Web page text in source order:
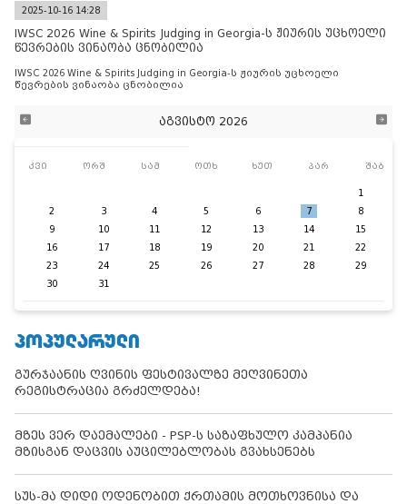
2025-10-16 14:28
IWSC 2026 Wine & Spirits Judging in Georgia-ს ჟიურის უცხოელი
წევრების ვინაობა ცნობილია
IWSC 2026 Wine & Spirits Judging in Georgia-ს ჟიურის უცხოელი
წევრების ვინაობა ცნობილია
აგვისტო 2026
კვი ორშ სამ ოთხ ხუთ პარ შაბ
1
2
3 4 5 6 7
8
9
10 11 12 13 14
15
16
17 18 19 20 21
22
23
24 25 26 27 28
29
30
31
ᲞᲝᲞᲣᲚᲐᲠᲣᲚᲘ
გურჯაანის ღვინის ფესტივალზე მეღვინეთა
რეგისტრაცია გრძელდება!
მზეს ვერ დაემალები - PSP-ს საზაფხულო კამპანია
მზისგან დაცვის აუცილებლობას გვახსენებს
სუს-მა დიდი ოდენობით ქრთამის მოთხოვნისა და